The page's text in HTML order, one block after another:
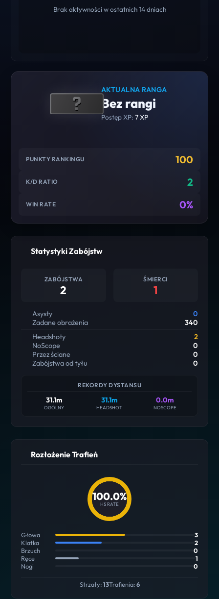
Brak aktywności w ostatnich 14 dniach
AKTUALNA RANGA
Bez rangi
Postęp XP: 7 XP
PUNKTY RANKINGU 100
K/D RATIO 2
WIN RATE 0%
Statystyki Zabójstw
ZABÓJSTWA
2
ŚMIERCI
1
Asysty
0
Zadane obrażenia
340
Headshoty
2
NoScope
0
Przez ściane
0
Zabójstwa od tyłu
0
REKORDY DYSTANSU
31.1m
OGÓLNY
31.1m
HEADSHOT
0.0m
NOSCOPE
Rozłożenie Trafień
100.0%
HS RATE
Głowa
3
Klatka
2
Brzuch
0
Ręce
1
Nogi
0
Strzały:13Trafienia:6